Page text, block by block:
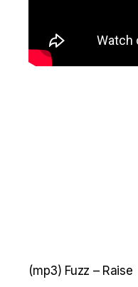
(mp3) Fuzz – Raise